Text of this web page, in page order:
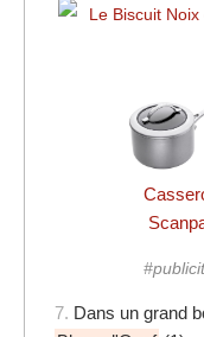
7. Dans un grand